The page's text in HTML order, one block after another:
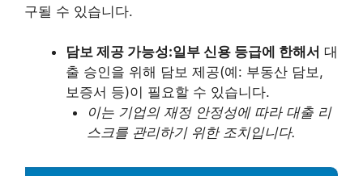
구될 수 있습니다.
담보 제공 가능성:일부 신용 등급에 한해서 대
출 승인을 위해 담보 제공(예: 부동산 담보,
보증서 등)이 필요할 수 있습니다.
이는 기업의 재정 안정성에 따라 대출 리
스크를 관리하기 위한 조치입니다.